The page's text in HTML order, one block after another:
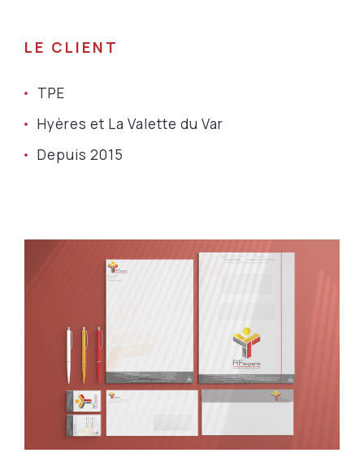
LE CLIENT
TPE
Hyères et La Valette du Var
Depuis 2015